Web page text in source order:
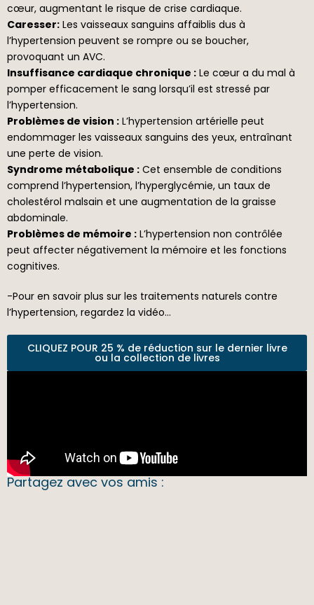
cœur, augmentant le risque de crise cardiaque.
Caresser: Les vaisseaux sanguins affaiblis dus à
l’hypertension peuvent se rompre ou se boucher,
provoquant un AVC.
Insuffisance cardiaque chronique : Le cœur a du mal à
pomper efficacement le sang lorsqu’il est stressé par
l’hypertension.
Problèmes de vision : L’hypertension artérielle peut
endommager les vaisseaux sanguins des yeux, entraînant
une perte de vision.
Syndrome métabolique : Cet ensemble de conditions
comprend l’hypertension, l’hyperglycémie, un taux de
cholestérol malsain et une augmentation de la graisse
abdominale.
Problèmes de mémoire : L’hypertension non contrôlée
peut affecter négativement la mémoire et les fonctions
cognitives.
-Pour en savoir plus sur les traitements naturels contre
l’hypertension, regardez la vidéo…
CLIQUEZ POUR 25 % de réduction sur le dernier livre
ou la collection de livres
Partagez avec vos amis :